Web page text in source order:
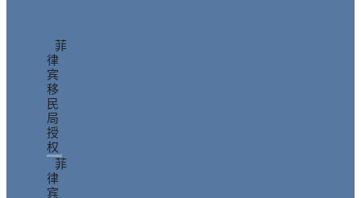
菲
律
宾
移
民
局
授
权
菲
律
宾